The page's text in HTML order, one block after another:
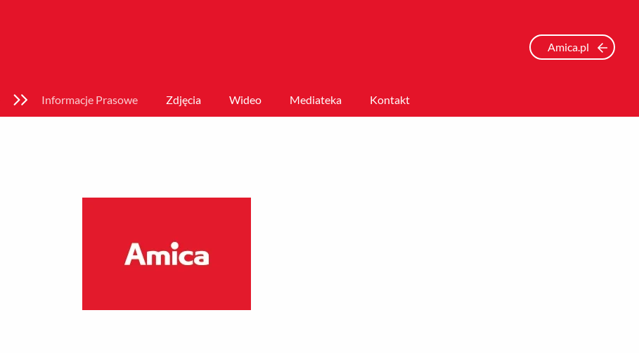
Amica.pl
Informacje Prasowe Zdjęcia Wideo Mediateka Kontakt